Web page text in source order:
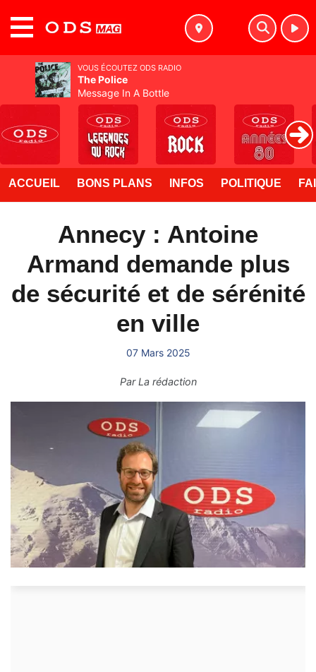
ACCUEIL BONS PLANS INFOS POLITIQUE
Annecy : Antoine
Armand demande plus
de sécurité et de sérénité
en ville
07 Mars 2025
ParLa rédaction
VOUS ÉCOUTEZ ODS RADIO
The Police
Message In A Bottle